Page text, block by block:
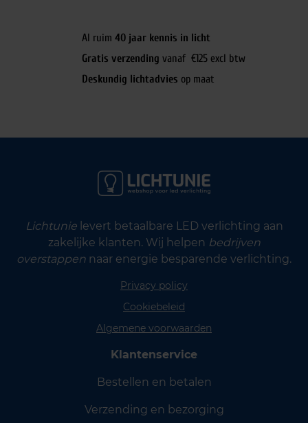
Al ruim 40 jaar kennis in licht
Gratis verzending vanaf €125 excl btw
Deskundig lichtadvies op maat
Lichtunielevert betaalbare LED verlichting aan
zakelijke klanten. Wij helpen bedrijven
overstappen naar energie besparende verlichting.
Privacy policy
Cookiebeleid
Algemene voorwaarden
Klantenservice
Bestellen en betalen
Verzending en bezorging